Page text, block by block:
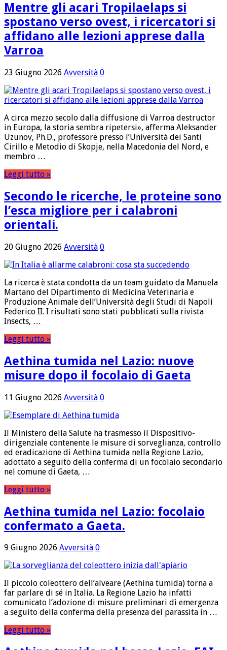
Mentre gli acari Tropilaelaps si
spostano verso ovest, i ricercatori si
affidano alle lezioni apprese dalla
Varroa
23 Giugno 2026 Avversità 0
A circa mezzo secolo dalla diffusione di Varroa destructor
in Europa, la storia sembra ripetersi», afferma Aleksander
Uzunov, Ph.D., professore presso l’Università dei Santi
Cirillo e Metodio di Skopje, nella Macedonia del Nord, e
membro …
Leggi tutto »
Secondo le ricerche, le proteine ​​sono
l’esca migliore per i calabroni
orientali.
20 Giugno 2026 Avversità 0
La ricerca è stata condotta da un team guidato da Manuela
Martano del Dipartimento di Medicina Veterinaria e
Produzione Animale dell’Università degli Studi di Napoli
Federico II. I risultati sono stati pubblicati sulla rivista
Insects, …
Leggi tutto »
Aethina tumida nel Lazio: nuove
misure dopo il focolaio di Gaeta
11 Giugno 2026 Avversità 0
Il Ministero della Salute ha trasmesso il Dispositivo-
dirigenziale contenente le misure di sorveglianza, controllo
ed eradicazione di Aethina tumida nella Regione Lazio,
adottato a seguito della conferma di un focolaio secondario
nel comune di Gaeta, …
Leggi tutto »
Aethina tumida nel Lazio: focolaio
confermato a Gaeta.
9 Giugno 2026 Avversità 0
Il piccolo coleottero dell’alveare (Aethina tumida) torna a
far parlare di sé in Italia. La Regione Lazio ha infatti
comunicato l’adozione di misure preliminari di emergenza
a seguito della conferma della presenza del parassita in …
Leggi tutto »